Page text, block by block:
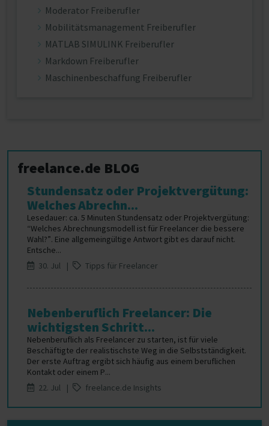
Moderator Freiberufler
Mobilitätsmanagement Freiberufler
MATLAB SIMULINK Freiberufler
Markdown Freiberufler
Maschinenbeschaffung Freiberufler
freelance.de BLOG
Stundensatz oder Projektvergütung:
Welches Abrechn...
Lesedauer: ca. 5 Minuten Stundensatz oder Projektvergütung:
“Welches Abrechnungsmodell ist für Freelancer die bessere
Wahl?”. Eine allgemeingültige Antwort gibt es darauf nicht.
Entsche...
30. Jul |
Tipps für Freelancer
Nebenberuflich Freelancer: Die
wichtigsten Schritt...
Nebenberuflich als Freelancer zu starten, ist für viele
Beschäftigte der realistischste Weg in die Selbstständigkeit.
Der erste Auftrag ergibt sich häufig aus einem beruflichen
Kontakt oder einem P...
22. Jul |
freelance.de Insights